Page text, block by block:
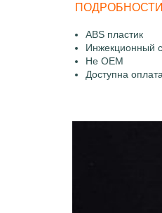
ABS пластик
Инжекционный
Не OEM
Доступна